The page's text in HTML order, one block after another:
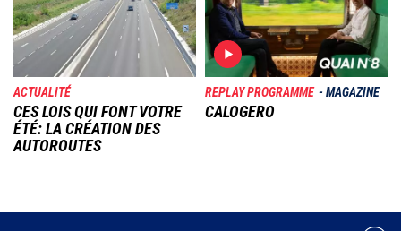
ACTUALITÉ
CES LOIS QUI FONT VOTRE
ÉTÉ: LA CRÉATION DES
AUTOROUTES
REPLAY PROGRAMME MAGAZINE
CALOGERO